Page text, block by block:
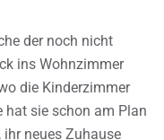
der noch nicht
ins Wohnzimmer
die Kinderzimmer
hat sie schon am Plan
neues Zuhause